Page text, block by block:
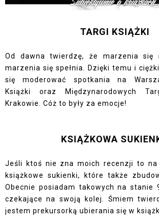
TARGI KSIĄŻKI
Od dawna twierdzę, że marzenia się
marzenia się spełnia. Dzięki temu i
się moderować spotkania na
Książki oraz Międzynarodowych
Krakowie. Cóż to były za emocje!
KSIĄŻKOWA
Jeśli ktoś nie zna moich recenzji to na
książkowe sukienki, które także
Obecnie posiadam takowych na stanie
czekające na swoją kolej. Śmiem
jestem prekursorką ubierania się w